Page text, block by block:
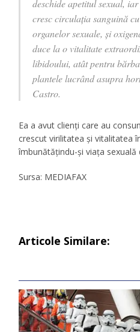
deschide apetitul sexual,
cresc circulaţia sanguină
organelor sexuale, şi
duce la o vitalitate
libidoului, atât pentru
plantele lucrând asupra
Castro.
Ea a avut clienţi care au
crescut virilitatea şi vitalitatea
îmbunătăţindu-şi viaţa sexuală
Sursa: MEDIAFAX
Articole Similare: